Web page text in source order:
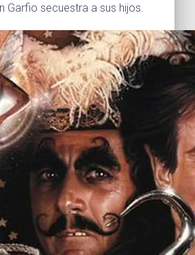
Garfio secuestra a sus hijos.